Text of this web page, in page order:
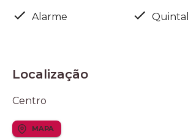
Alarme Quintal
Localização
Centro
MAPA